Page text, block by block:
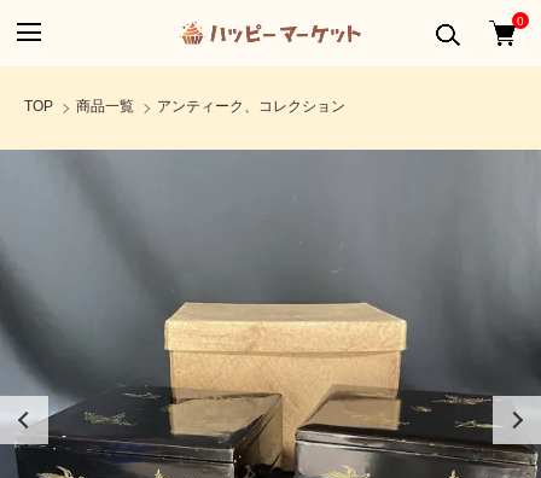
0
TOP 商品一覧 アンティーク、コレクション